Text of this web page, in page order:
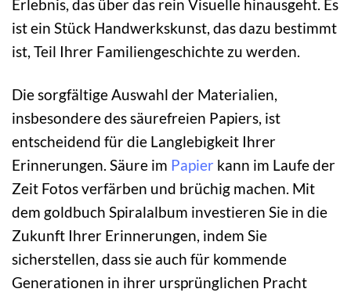
Erlebnis, das über das rein Visuelle hinausgeht. Es
ist ein Stück Handwerkskunst, das dazu bestimmt
ist, Teil Ihrer Familiengeschichte zu werden.
Die sorgfältige Auswahl der Materialien,
insbesondere des säurefreien Papiers, ist
entscheidend für die Langlebigkeit Ihrer
Erinnerungen. Säure im Papier kann im Laufe der
Zeit Fotos verfärben und brüchig machen. Mit
dem goldbuch Spiralalbum investieren Sie in die
Zukunft Ihrer Erinnerungen, indem Sie
sicherstellen, dass sie auch für kommende
Generationen in ihrer ursprünglichen Pracht